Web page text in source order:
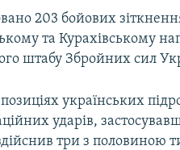
203 бойових
та Курахівському
штабу Збройних сил
українських
ударів,
три з половиною